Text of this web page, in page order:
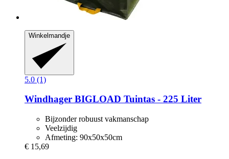
Winkelmandje
5.0 (1)
Windhager BIGLOAD Tuintas -​ 225 Liter
Bijzonder robuust vakmanschap
Veelzijdig
Afmeting: 90x50x50cm
€ 15,69